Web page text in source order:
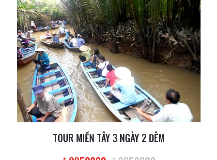
TOUR MIỀN TÂY 3 NGÀY 2 ĐÊM